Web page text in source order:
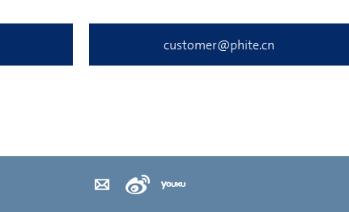
customer@phite.cn